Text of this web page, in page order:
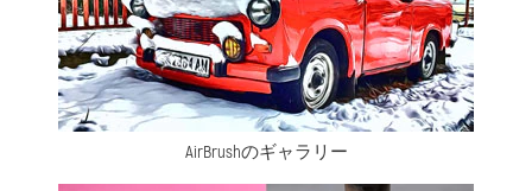
AirBrushのギャラリー